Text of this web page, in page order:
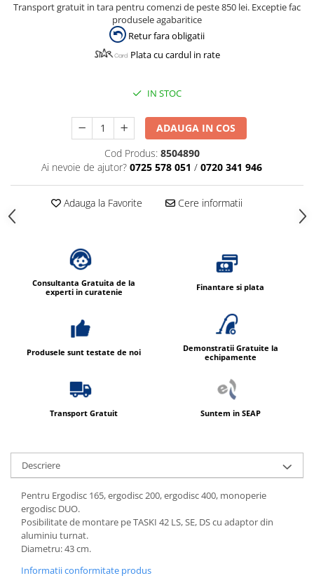
Transport gratuit in tara pentru comenzi de peste 850 lei. Exceptie fac
produsele agabaritice
Retur fara obligatii
Plata cu cardul in rate
IN STOC
ADAUGA IN COS
Cod Produs: 8504890
Ai nevoie de ajutor? 0725 578 051 / 0720 341 946
Adauga la Favorite Cere informatii
Consultanta Gratuita de la
experti in curatenie
Finantare si plata
Produsele sunt testate de noi
Demonstratii Gratuite la
echipamente
Transport Gratuit Suntem in SEAP
Descriere
Pentru Ergodisc 165, ergodisc 200, ergodisc 400, monoperie
ergodisc DUO.
Posibilitate de montare pe TASKI 42 LS, SE, DS cu adaptor din
aluminiu turnat.
Diametru: 43 cm.
Informatii conformitate produs